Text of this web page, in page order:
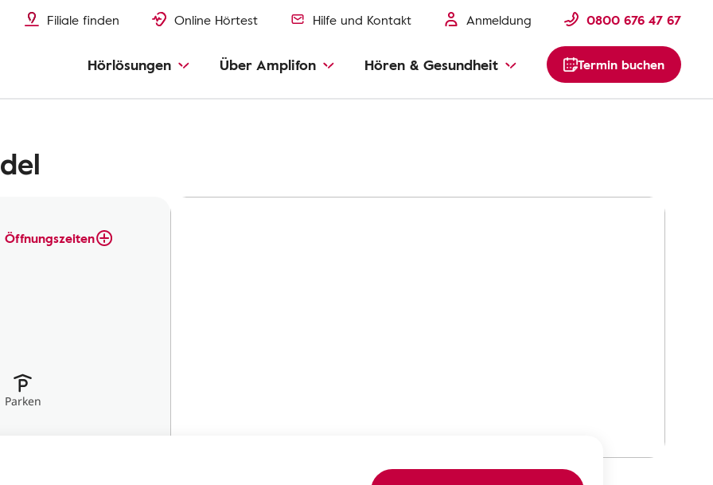
Filiale finden Online Hörtest Hilfe und Kontakt Anmeldung 0800 676 47 67
Hörlösungen Über Amplifon Hören & Gesundheit Termin buchen
Öffnungszeiten
Parken